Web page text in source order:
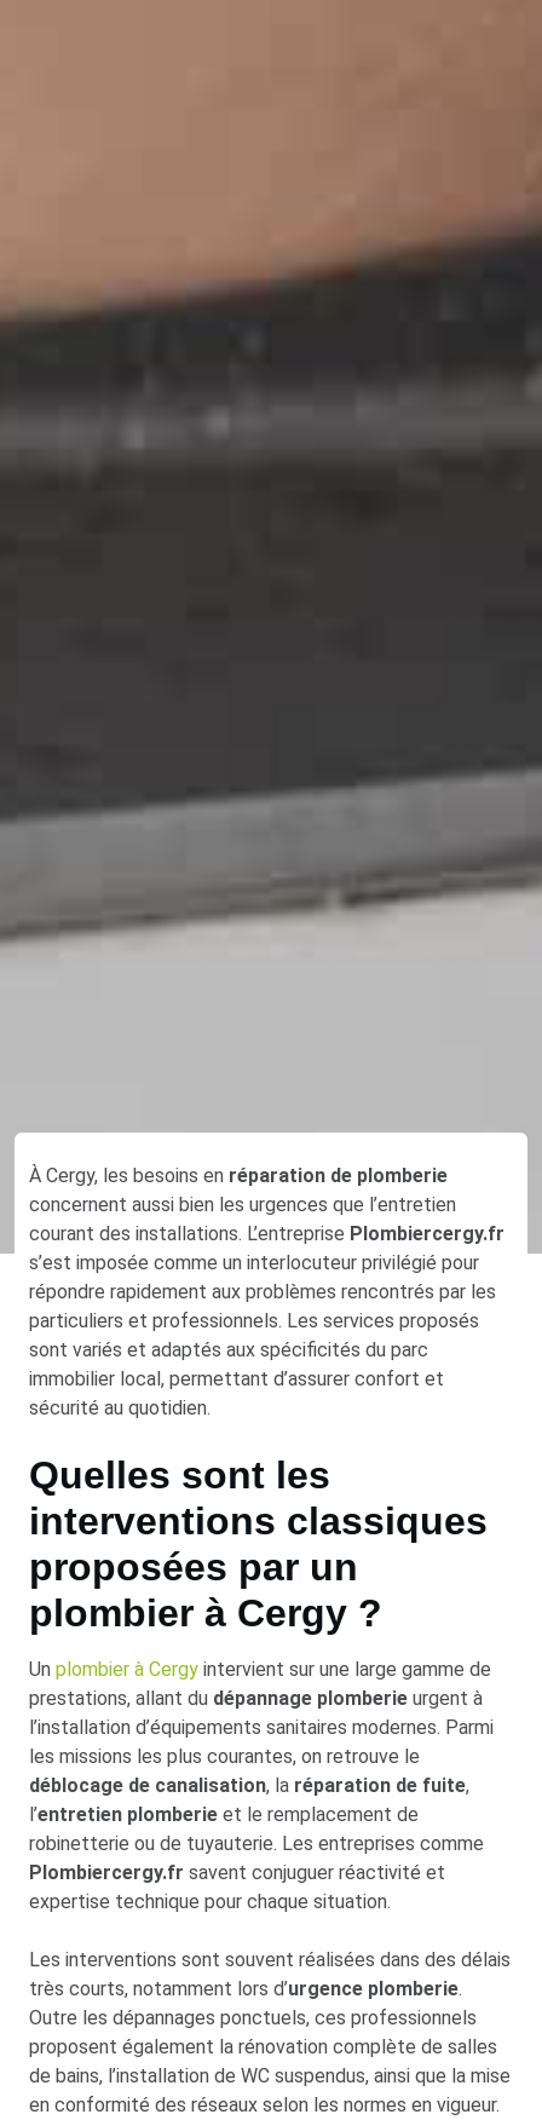
À Cergy, les besoins en réparation de plomberie
concernent aussi bien les urgences que l’entretien
courant des installations. L’entreprise Plombiercergy.fr
s’est imposée comme un interlocuteur privilégié pour
répondre rapidement aux problèmes rencontrés par les
particuliers et professionnels. Les services proposés
sont variés et adaptés aux spécificités du parc
immobilier local, permettant d’assurer confort et
sécurité au quotidien.
Quelles sont les
interventions classiques
proposées par un
plombier à Cergy ?
Un plombier à Cergy intervient sur une large gamme de
prestations, allant du dépannage plomberie urgent à
l’installation d’équipements sanitaires modernes. Parmi
les missions les plus courantes, on retrouve le
déblocage de canalisation, la réparation de fuite,
l’entretien plomberie et le remplacement de
robinetterie ou de tuyauterie. Les entreprises comme
Plombiercergy.fr savent conjuguer réactivité et
expertise technique pour chaque situation.
Les interventions sont souvent réalisées dans des délais
très courts, notamment lors d’urgence plomberie.
Outre les dépannages ponctuels, ces professionnels
proposent également la rénovation complète de salles
de bains, l’installation de WC suspendus, ainsi que la mise
en conformité des réseaux selon les normes en vigueur.